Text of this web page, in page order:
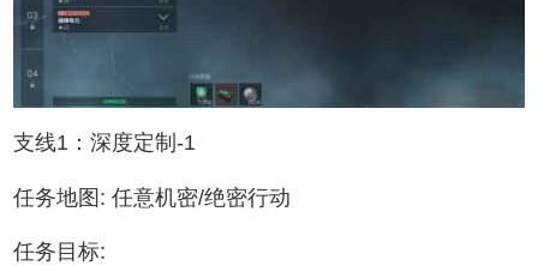
支线1：深度定制-1
任务地图: 任意机密/绝密行动
任务目标: